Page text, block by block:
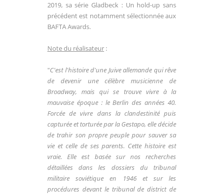
2019, sa série Gladbeck : Un hold-up sans
précédent est notamment sélectionnée aux
BAFTA Awards.
Note du réalisateur :
"C'est l'histoire d'une Juive allemande qui rêve
de devenir une célèbre musicienne de
Broadway, mais qui se trouve vivre à la
mauvaise époque : le Berlin des années 40.
Forcée de vivre dans la clandestinité puis
capturée et torturée par la Gestapo, elle décide
de trahir son propre peuple pour sauver sa
vie et celle de ses parents. Cette histoire est
vraie. Elle est basée sur nos recherches
détaillées dans les dossiers du tribunal
militaire soviétique en 1946 et sur les
procédures devant le tribunal de district de